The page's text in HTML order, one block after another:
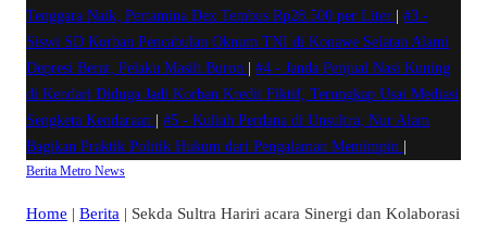
Tenggara Naik, Pertamina Dex Tembus Rp28.500 per Liter
#3 -
Siswi SD Korban Pencabulan Oknum TNI di Konawe Selatan Alami
Depresi Berat, Pelaku Masih Buron
#4 - Janda Penjual Nasi Kuning
di Kendari Diduga Jadi Korban Kredit Fiktif, Terungkap Usai Mediasi
Sengketa Kendaraan
#5 - Kuliah Perdana di Unsultra, Nur Alam
Bagikan Praktik Politik Hukum dari Pengalaman Memimpin
Berita Metro News
Home | Berita | Sekda Sultra Hariri acara Sinergi dan Kolaborasi